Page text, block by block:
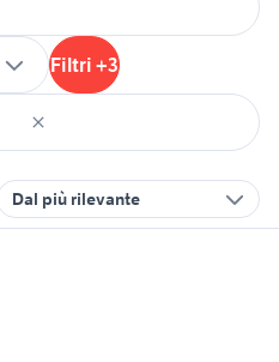
Filtri +3
Dal più rilevante